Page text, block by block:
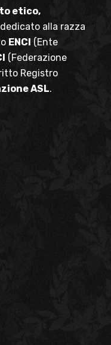
etico,
alla razza
ENCI (Ente
(Federazione
Registro
ASL.